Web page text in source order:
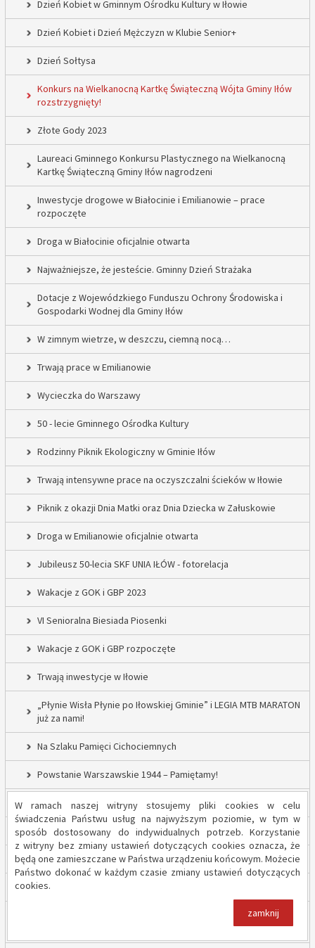
W ramach naszej witryny stosujemy pliki cookies w celu
świadczenia Państwu usług na najwyższym poziomie, w tym w
sposób dostosowany do indywidualnych potrzeb. Korzystanie
z witryny bez zmiany ustawień dotyczących cookies oznacza, że
będą one zamieszczane w Państwa urządzeniu końcowym. Możecie
Państwo dokonać w każdym czasie zmiany ustawień dotyczących
cookies.
zamknij
Dzień Kobiet w Gminnym Ośrodku Kultury w Iłowie
Dzień Kobiet i Dzień Mężczyzn w Klubie Senior+
Dzień Sołtysa
Konkurs na Wielkanocną Kartkę Świąteczną Wójta Gminy Iłów
rozstrzygnięty!
Złote Gody 2023
Laureaci Gminnego Konkursu Plastycznego na Wielkanocną
Kartkę Świąteczną Gminy Iłów nagrodzeni
Inwestycje drogowe w Białocinie i Emilianowie – prace
rozpoczęte
Droga w Białocinie oficjalnie otwarta
Najważniejsze, że jesteście. Gminny Dzień Strażaka
Dotacje z Wojewódzkiego Funduszu Ochrony Środowiska i
Gospodarki Wodnej dla Gminy Iłów
W zimnym wietrze, w deszczu, ciemną nocą…
Trwają prace w Emilianowie
Wycieczka do Warszawy
50 - lecie Gminnego Ośrodka Kultury
Rodzinny Piknik Ekologiczny w Gminie Iłów
Trwają intensywne prace na oczyszczalni ścieków w Iłowie
Piknik z okazji Dnia Matki oraz Dnia Dziecka w Załuskowie
Droga w Emilianowie oficjalnie otwarta
Jubileusz 50-lecia SKF UNIA IŁÓW - fotorelacja
Wakacje z GOK i GBP 2023
VI Senioralna Biesiada Piosenki
Wakacje z GOK i GBP rozpoczęte
Trwają inwestycje w Iłowie
„Płynie Wisła Płynie po Iłowskiej Gminie” i LEGIA MTB MARATON
już za nami!
Na Szlaku Pamięci Cichociemnych
Powstanie Warszawskie 1944 – Pamiętamy!
52 nowe lampy uliczne w Gminie Iłów
Inwestycja drogowa w Sadowie – prace rozpoczęte
Trwają inwestycje w Gminie Iłów
„Modernizacja Oczyszczalni Ścieków w Iłowie – etap II”
Strażacy z OSP Iłów walczą o pieniądze od Harnasia. Zachęcamy